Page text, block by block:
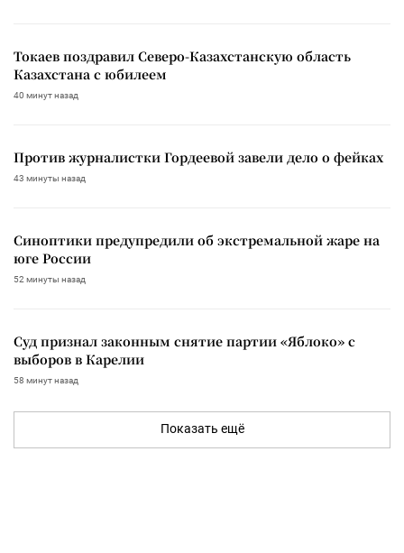
Токаев поздравил Северо-Казахстанскую область
Казахстана с юбилеем
40 минут назад
Против журналистки Гордеевой завели дело о фейках
43 минуты назад
Синоптики предупредили об экстремальной жаре на
юге России
52 минуты назад
Суд признал законным снятие партии «Яблоко» с
выборов в Карелии
58 минут назад
Показать ещё